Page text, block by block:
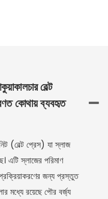
বেল্ট
কোথায় ব্যবহৃত
(বেল্ট প্রেস) যা স্লাজ
এটি স্লাজের পরিমাণ
প্রক্রিয়াকরণের জন্য প্রস্তুত
মধ্যে রয়েছে পৌর বর্জ্য